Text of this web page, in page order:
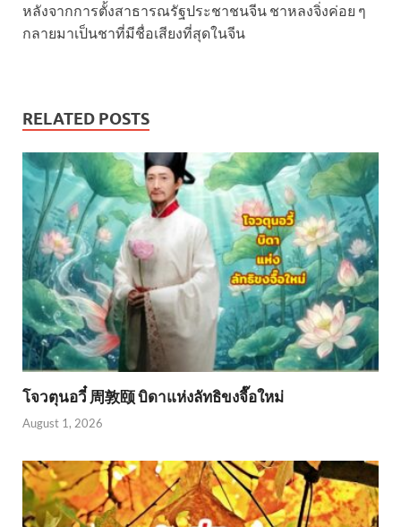
หลังจากการตั้งสาธารณรัฐประชาชนจีน ชาหลงจิ่งค่อย ๆ
กลายมาเป็นชาที่มีชื่อเสียงที่สุดในจีน
RELATED POSTS
โจวตุนอวี๋ 周敦颐 บิดาแห่งลัทธิขงจื๊อใหม่
August 1, 2026